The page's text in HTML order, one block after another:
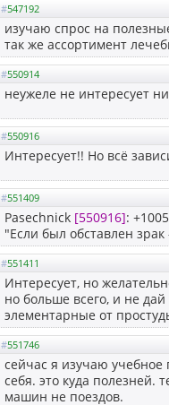
#547192
изучаю спрос на
так же ассортимент
#550914
неужеле не интересует
#550916
Интересует!! Но всё
#551409
Pasechnick [550916]:
"Если был обставлен
#551411
Интересует, но
но больше всего, и не
элементарные от
#551746
сейчас я изучаю
себя. это куда полезней.
машин не поездов.